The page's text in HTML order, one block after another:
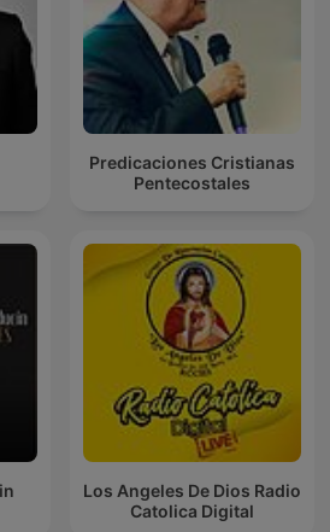
Predicaciones Cristianas
Pentecostales
Los Angeles De Dios Radio
Catolica Digital